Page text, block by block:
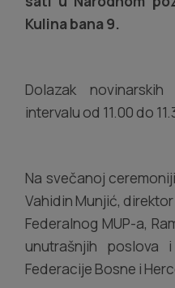
Kulina bana 9.
Dolazak
intervalu od 11.00 do
Na svečanoj
Vahidin Munjić,
Federalnog MUP-a,
unutrašnjih poslova
Federacije Bosne i